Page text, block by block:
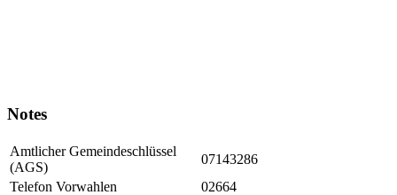
Notes
Amtlicher Gemeindeschlüssel
(AGS)
07143286
Telefon Vorwahlen
02664